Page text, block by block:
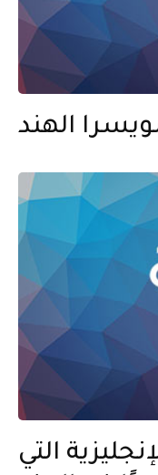
الهند
التي